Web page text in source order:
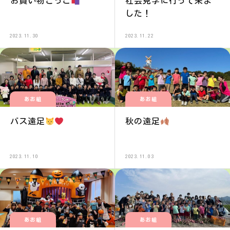
2023.11.30
した！
2023.11.22
あお組
バス遠足
2023.11.10
あお組
秋の遠足
2023.11.03
あお組 あお組